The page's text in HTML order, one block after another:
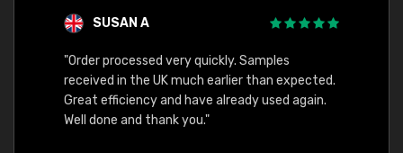
SUSAN A
"Order processed very quickly. Samples
received in the UK much earlier than expected.
Great efficiency and have already used again.
Well done and thank you."